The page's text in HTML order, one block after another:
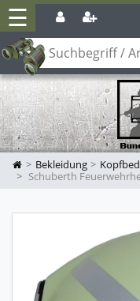
☰
Bekleidung
Schuberth